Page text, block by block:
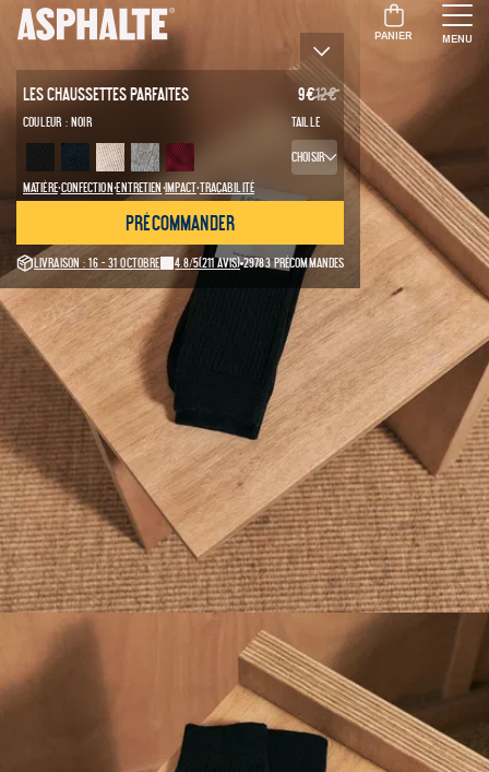
PANIER MENU
Les Chaussettes Parfaites 9€12€
Couleur :Noir Taille
Choisir
Matière·Confection·Entretien·Impact·Traçabilité
Précommander
Livraison : 16 - 31 octobre 4.8/5(211 avis) 29783 précommandes